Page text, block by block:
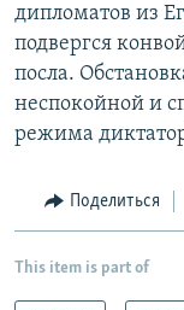
дипломатов из
подвергся
посла.
неспокойной и
режима
Поделиться
This item is part of